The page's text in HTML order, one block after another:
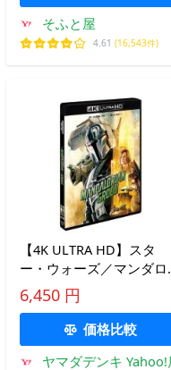
そふと屋
4.61 (16,543件)
【4K ULTRA HD】スタ
ー・ウォーズ／マンダロ
アン・アンド・グローグー
4K UHD + ブルーレイ セッ
ト(4K ULTRA HD+ブルーレ
イ)
6,450 円
価格比較
ヤマダデンキ Yahoo!